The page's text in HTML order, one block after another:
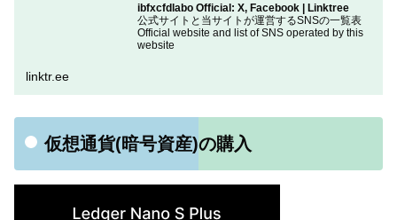
ibfxcfdlabo Official: X, Facebook | Linktree
公式サイトと当サイトが運営するSNSの一覧表
Official website and list of SNS operated by this
website
linktr.ee
仮想通貨(暗号資産)の購入